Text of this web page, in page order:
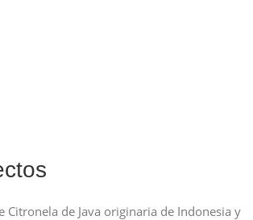
de Java originaria de Indonesia y